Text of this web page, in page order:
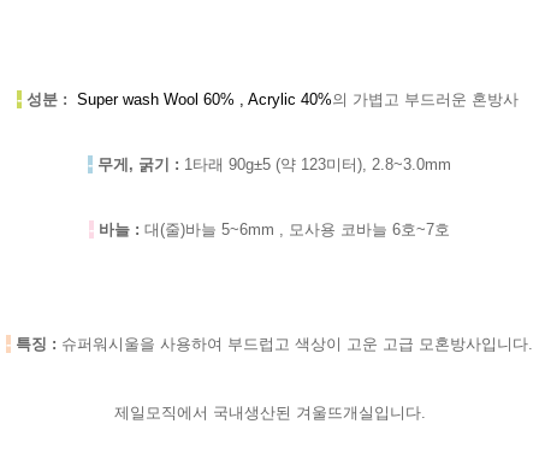
- 성분 : Super wash Wool 60% , Acrylic 40%의 가볍고 부드러운 혼방사
- 무게, 굵기 : 1타래 90g±5 (약 123미터), 2.8~3.0mm
- 바늘 : 대(줄)바늘 5~6mm , 모사용 코바늘 6호~7호
- 특징 : 슈퍼워시울을 사용하여 부드럽고 색상이 고운 고급 모혼방사입니다.
제일모직에서 국내생산된 겨울뜨개실입니다.